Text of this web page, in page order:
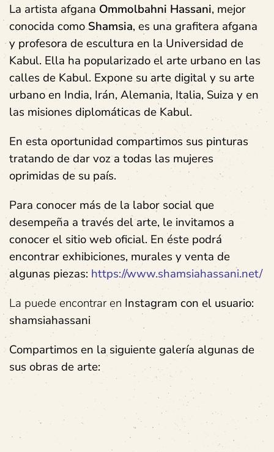
La artista afgana Ommolbahni Hassani, mejor
conocida comoShamsia, es una grafitera afgana
y profesora de escultura en la Universidad de
Kabul. Ella ha popularizado el arte urbano en las
calles de Kabul.​​​ Expone su arte digital y su arte
urbano en India, Irán, Alemania, Italia, Suiza y en
las misiones diplomáticas de Kabul.
En esta oportunidad compartimos sus pinturas
tratando de dar voz a todas las mujeres
oprimidas de su país.
Para conocer más de la labor social que
desempeña a través del arte, le invitamos a
conocer el sitio web oficial. En éste podrá
encontrar exhibiciones, murales y venta de
algunas piezas: https://www.shamsiahassani.net/
La puede encontrar en Instagram con el usuario:
shamsiahassani
Compartimos en la siguiente galería algunas de
sus obras de arte: